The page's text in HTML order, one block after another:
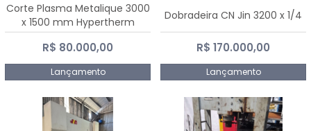
Corte Plasma Metalique 3000
x 1500 mm Hypertherm
Powermax 45 xp
R$ 80.000,00
Lançamento
Dobradeira CN Jin 3200 x 1/4
R$ 170.000,00
Lançamento